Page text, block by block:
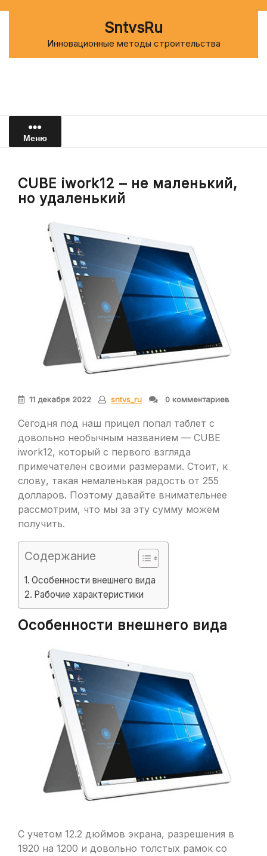
SntvsRu
Инновационные методы строительства
Меню
CUBE iwork12 – не маленький,
но удаленький
11 декабря 2022 sntvs_ru 0 комментариев
Сегодня под наш прицел попал таблет с
довольно необычным названием — CUBE
iwork12, который с первого взгляда
примечателен своими размерами. Стоит, к
слову, такая немаленькая радость от 255
долларов. Поэтому давайте внимательнее
рассмотрим, что мы за эту сумму можем
получить.
Содержание
Особенности внешнего вида
Рабочие характеристики
Особенности внешнего вида
С учетом 12.2 дюймов экрана, разрешения в
1920 на 1200 и довольно толстых рамок со